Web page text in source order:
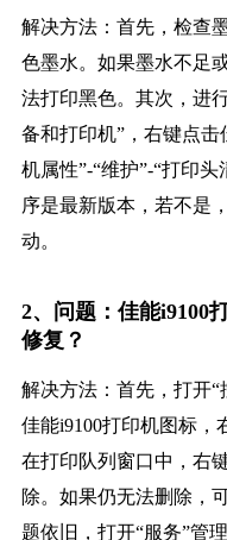
解决方法：首先，检查
色墨水。如果墨水不足
法打印黑色。其次，进
备和打印机”，右键点击
机属性”-“维护”-“打印
序是最新版本，若不是
动。
2、问题：佳能i9100
修复？
解决方法：首先，打开“
佳能i9100打印机图标，
在打印队列窗口中，右
除。如果仍无法删除，
题依旧，打开“服务”管